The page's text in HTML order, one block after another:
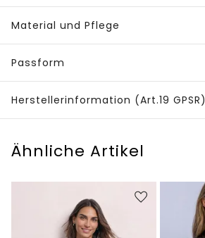
Material und Pflege
Passform
Herstellerinformation (Art.19 GPSR)
Ähnliche Artikel